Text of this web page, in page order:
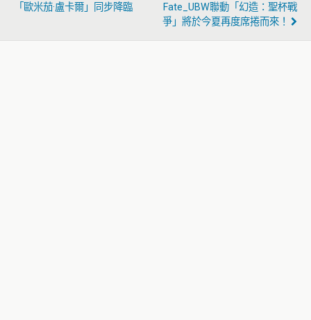
「歐米茄·盧卡爾」同步降臨
Fate_UBW聯動「幻造：聖杯戰
爭」將於今夏再度席捲而來！